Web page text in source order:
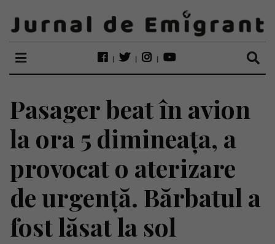
Pasager beat în avion
la ora 5 dimineața, a
provocat o aterizare
de urgență. Bărbatul a
fost lăsat la sol